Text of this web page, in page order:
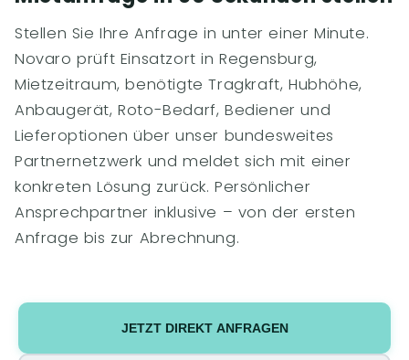
Stellen Sie Ihre Anfrage in unter einer Minute.
Novaro prüft Einsatzort in Regensburg,
Mietzeitraum, benötigte Tragkraft, Hubhöhe,
Anbaugerät, Roto-Bedarf, Bediener und
Lieferoptionen über unser bundesweites
Partnernetzwerk und meldet sich mit einer
konkreten Lösung zurück. Persönlicher
Ansprechpartner inklusive – von der ersten
Anfrage bis zur Abrechnung.
JETZT DIREKT ANFRAGEN